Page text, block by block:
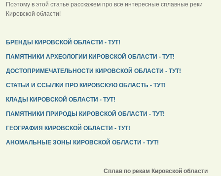
Поэтому в этой статье расскажем про все интересные сплавные реки
Кировской области!
БРЕНДЫ КИРОВСКОЙ ОБЛАСТИ - ТУТ!
ПАМЯТНИКИ АРХЕОЛОГИИ КИРОВСКОЙ ОБЛАСТИ - ТУТ!
ДОСТОПРИМЕЧАТЕЛЬНОСТИ КИРОВСКОЙ ОБЛАСТИ - ТУТ!
СТАТЬИ И ССЫЛКИ ПРО КИРОВСКУЮ ОБЛАСТЬ - ТУТ!
КЛАДЫ КИРОВСКОЙ ОБЛАСТИ - ТУТ!
ПАМЯТНИКИ ПРИРОДЫ КИРОВСКОЙ ОБЛАСТИ - ТУТ!
ГЕОГРАФИЯ КИРОВСКОЙ ОБЛАСТИ - ТУТ!
АНОМАЛЬНЫЕ ЗОНЫ КИРОВСКОЙ ОБЛАСТИ - ТУТ!
Сплав по рекам Кировской области